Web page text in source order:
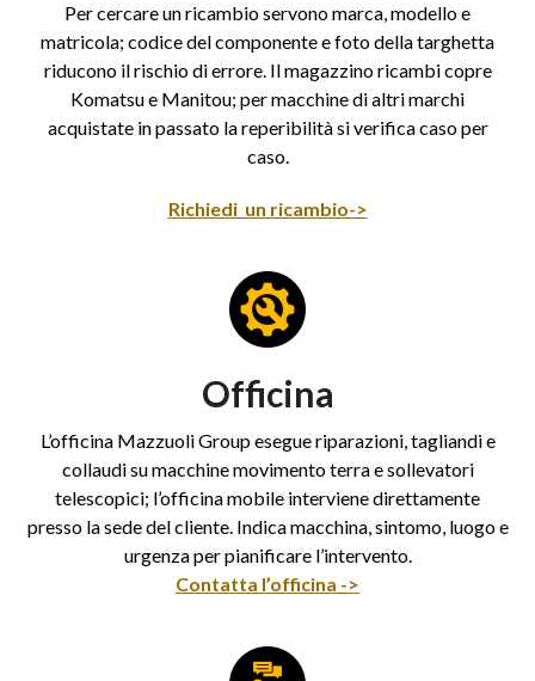
Per cercare un ricambio servono marca, modello e
matricola; codice del componente e foto della targhetta
riducono il rischio di errore. Il magazzino ricambi copre
Komatsu e Manitou; per macchine di altri marchi
acquistate in passato la reperibilità si verifica caso per
caso.
Richiedi un ricambio->
Officina
L’officina Mazzuoli Group esegue riparazioni, tagliandi e
collaudi su macchine movimento terra e sollevatori
telescopici; l’officina mobile interviene direttamente
presso la sede del cliente. Indica macchina, sintomo, luogo e
urgenza per pianificare l’intervento.
Contatta l’officina ->